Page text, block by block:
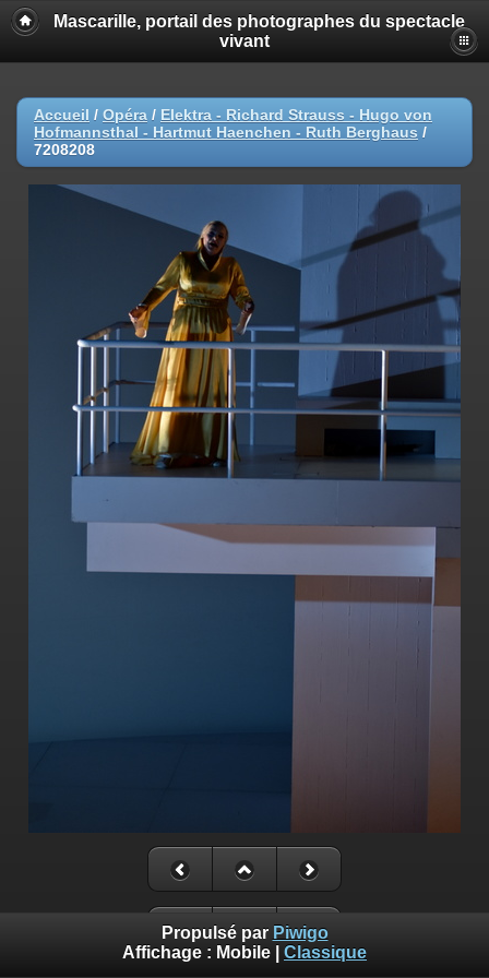
Mascarille, portail des photographes du spectacle
vivant
Accueil / Opéra / Elektra - Richard Strauss - Hugo von
Hofmannsthal - Hartmut Haenchen - Ruth Berghaus /
7208208
Propulsé par Piwigo
Affichage : Mobile Classique